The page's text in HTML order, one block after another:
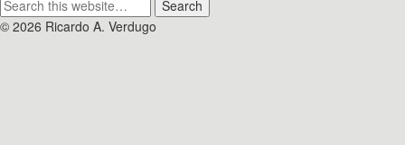
© 2026 Ricardo A. Verdugo